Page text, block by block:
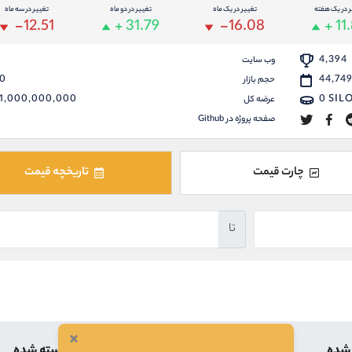
در یک هفته
+
تغییر در یک ماه
-16.08
تغییر در دو ماه
+ 31.79
تغییر در سه ماه
-12.51
4,394 وب سایت
حجم بازار
0
عرضه کل
صفحه پروژه در Github
چارت قیمت تاریخچه قیمت
تا
×